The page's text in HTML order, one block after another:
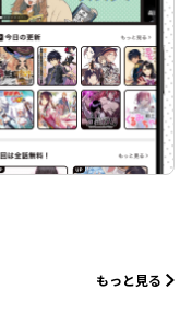
もっと見る